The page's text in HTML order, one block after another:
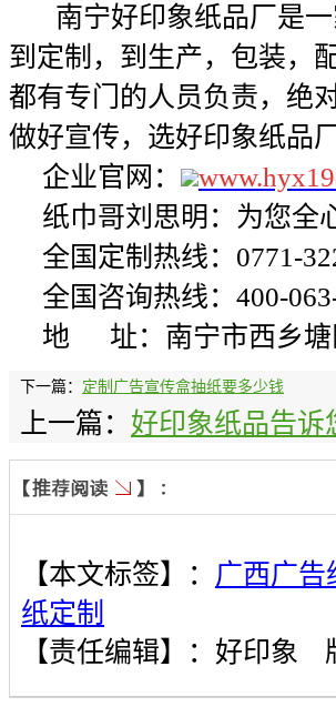
南宁好印象纸品厂是一
到定制，到生产，包装，
都有专门的人员负责，绝
做好宣传，选好印象纸品厂
企业官网：
纸巾哥刘思明：为您全
全国定制热线：0771-
全国咨询热线：400-
地 址：南宁市西乡塘
下一篇： 定制广告宣传盒抽纸要多少钱
上一篇： 好印象纸品告诉
【本文标签】： 广西广告
纸定制
【责任编辑】： 好印象